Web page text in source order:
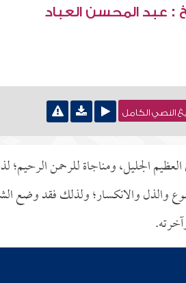
: عبد المحسن العباد
النصي الكامل
الجليل، ومناجاة للرحمن الرحيم؛
والذل والانكسار؛ ولذلك فقد وضع